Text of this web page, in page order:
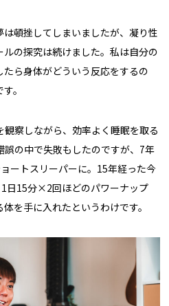
頓挫してしまいましたが、凝り性
の探究は続けました。私は自分の
ら身体がどういう反応をするの
。
察しながら、効率よく睡眠を取る
の中で失敗もしたのですが、7年
ートスリーパーに。15年経った今
日15分×2回ほどのパワーナップ
を手に入れたというわけです。